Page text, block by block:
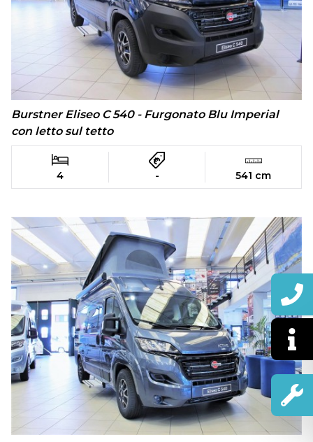
Burstner Eliseo C 540 - Furgonato Blu Imperial
con letto sul tetto
4 - 541 cm